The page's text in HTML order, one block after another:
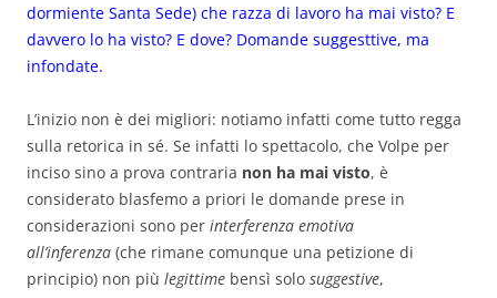
dormiente Santa Sede) che razza di lavoro ha mai visto? E
davvero lo ha visto? E dove? Domande suggesttive, ma
infondate.
L’inizio non è dei migliori: notiamo infatti come tutto regga
sulla retorica in sé. Se infatti lo spettacolo, che Volpe per
inciso sino a prova contraria non ha mai visto, è
considerato blasfemo a priori le domande prese in
considerazioni sono per interferenza emotiva
all’inferenza (che rimane comunque una petizione di
principio) non più legittime bensì solo suggestive,